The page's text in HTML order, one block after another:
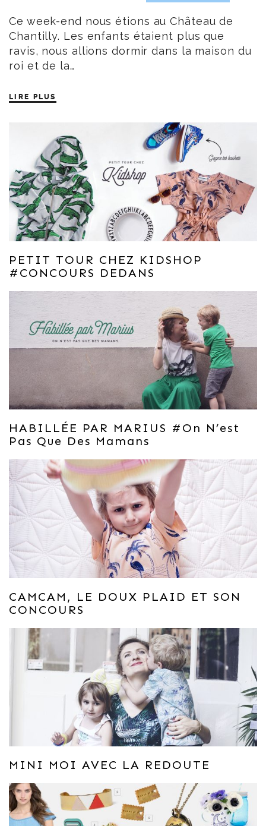
Ce week-end nous étions au Château de
Chantilly. Les enfants étaient plus que
ravis, nous allions dormir dans la maison du
roi et de la…
LIRE PLUS
PETIT TOUR CHEZ KIDSHOP
#CONCOURS DEDANS
HABILLÉE PAR MARIUS #on N’est
Pas Que Des Mamans
CAMCAM, LE DOUX PLAID ET SON
CONCOURS
MINI MOI AVEC LA REDOUTE